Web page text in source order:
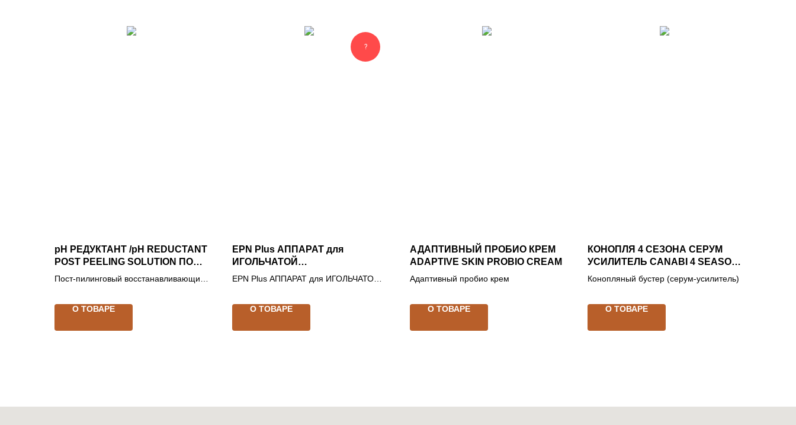
pH РЕДУКТАНТ /pH REDUCTANT
POST PEELING SOLUTION ПОСТ
ПИЛИНГОВЫЙ РАСТВОР
Пост-пилинговый восстанавливающий
О ТОВАРЕ
?
EPN Plus АППАРАТ для
ИГОЛЬЧАТОЙ
ЭЛЕКТРОПОРАЦИИ
МИКРОНИДЛИНГ +
EPN Plus АППАРАТ для ИГОЛЬЧАТОЙ
+ ЭЛЕКТРОПОРАЦИЯ
О ТОВАРЕ
АДАПТИВНЫЙ ПРОБИО КРЕМ
ADAPTIVE SKIN PROBIO CREAM
Адаптивный пробио крем
О ТОВАРЕ
КОНОПЛЯ 4 СЕЗОНА СЕРУМ
УСИЛИТЕЛЬ CANABI 4 SEASON
BOOSTING SERUM
Конопляный бустер (серум-усилитель)
О ТОВАРЕ